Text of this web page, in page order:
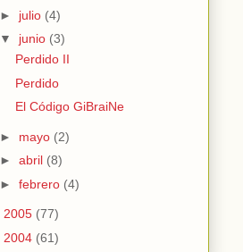
► julio (4)
▼ junio (3)
Perdido II
Perdido
El Código GiBraiNe
► mayo (2)
► abril (8)
► febrero (4)
2005 (77)
2004 (61)